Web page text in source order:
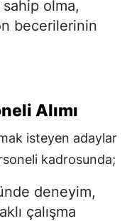
olma,
becerilerinin
Alımı
isteyen adaylar
kadrosunda;
deneyim,
çalışma